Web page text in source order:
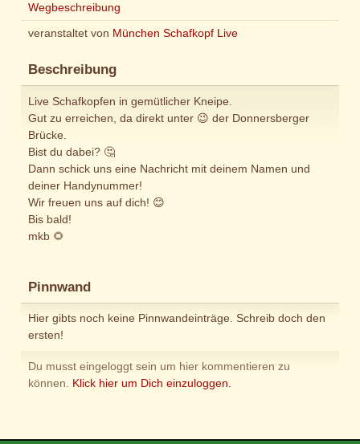
Wegbeschreibung
veranstaltet von München Schafkopf Live
Beschreibung
Live Schafkopfen in gemütlicher Kneipe.
Gut zu erreichen, da direkt unter 😉 der Donnersberger
Brücke.
Bist du dabei? 🤔
Dann schick uns eine Nachricht mit deinem Namen und
deiner Handynummer!
Wir freuen uns auf dich! 😊
Bis bald!
mkb 🌻
Pinnwand
Hier gibts noch keine Pinnwandeinträge. Schreib doch den
ersten!
Du musst eingeloggt sein um hier kommentieren zu
können. Klick hier um Dich einzuloggen.